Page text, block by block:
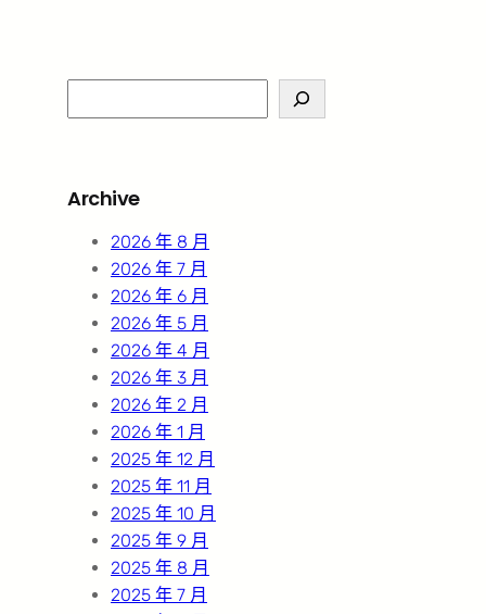
e
c
Archive
2026 年 8 月
2026 年 7 月
2026 年 6 月
2026 年 5 月
2026 年 4 月
2026 年 3 月
2026 年 2 月
2026 年 1 月
2025 年 12 月
2025 年 11 月
2025 年 10 月
2025 年 9 月
2025 年 8 月
2025 年 7 月